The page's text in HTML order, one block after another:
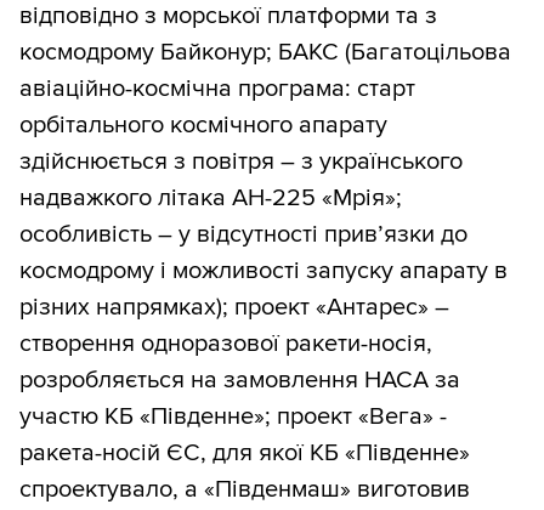
відповідно з морської платформи та з
космодрому Байконур; БАКС (Багатоцільова
авіаційно-космічна програма: старт
орбітального космічного апарату
здійснюється з повітря – з українського
надважкого літака АН-225 «Мрія»;
особливість – у відсутності прив’язки до
космодрому і можливості запуску апарату в
різних напрямках); проект «Антарес» –
створення одноразової ракети-носія,
розробляється на замовлення НАСА за
участю КБ «Південне»; проект «Вега» -
ракета-носій ЄС, для якої КБ «Південне»
спроектувало, а «Південмаш» виготовив